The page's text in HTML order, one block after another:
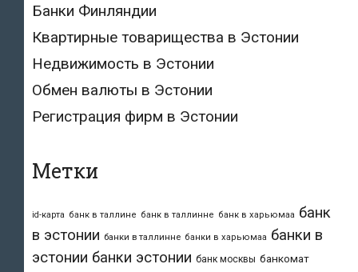
Банки Финляндии
Квартирные товарищества в Эстонии
Недвижимость в Эстонии
Обмен валюты в Эстонии
Регистрация фирм в Эстонии
Метки
id-карта банк в таллине банк в таллинне банк в харьюмаа банк
в эстонии банки в таллинне банки в харьюмаа банки в
эстонии банки эстонии банк москвы банкомат